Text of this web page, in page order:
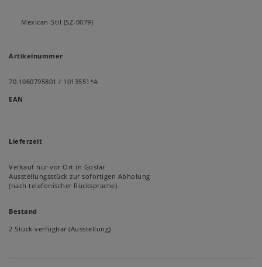
Mexican-Stil (SZ-0079)
Artikelnummer
70.1060795801 / 1013551*A
EAN
Lieferzeit
Verkauf nur vor Ort in Goslar
Ausstellungsstück zur sofortigen Abholung
(nach telefonischer Rücksprache)
Bestand
2 Stück verfügbar (Ausstellung)